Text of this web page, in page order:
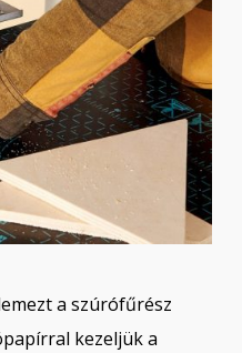
a szúrófűrész
kezeljük a